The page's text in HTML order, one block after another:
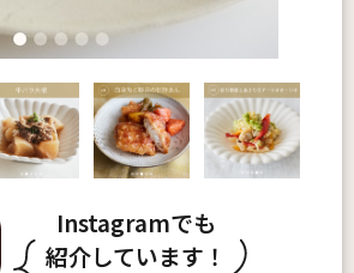
Instagramでも
紹介しています！